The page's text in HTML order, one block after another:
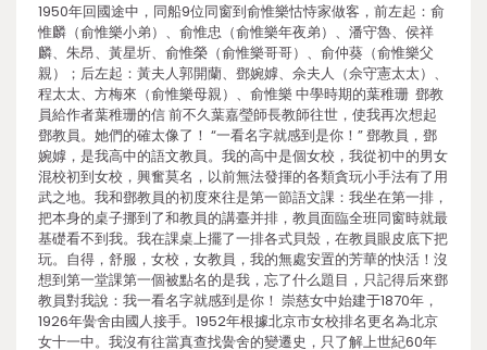
1950年回國途中，同船9位同窗到俞惟樂怙恃家做客，前左起：俞
惟麟（俞惟樂小弟）、俞惟忠（俞惟樂年夜弟）、潘守魯、侯祥
麟、朱昂、黃星圻、俞惟榮（俞惟樂哥哥）、俞仲葵（俞惟樂父
親）；后左起：黃夫人郭開蘭、鄧婉嫭、佘夫人（佘守憲太太）、
程太太、方梅來（俞惟樂母親）、俞惟樂 中學時期的葉稚珊 鄧教
員給作者葉稚珊的信 前不久葉嘉瑩師長教師往世，使我再次想起
鄧教員。她們的確太像了！ “一看名字就感到是你！” 鄧教員，鄧
婉嫭，是我高中的語文教員。我的高中是個女校，我從初中的男女
混校初到女校，興奮莫名，以前無法發揮的各類貪玩小手法有了用
武之地。我和鄧教員的初度來往是第一節語文課：我坐在第一排，
把本身的桌子挪到了和教員的講臺并排，教員面臨全班同窗時就最
基礎看不到我。我在課桌上擺了一排各式貝殼，在教員眼皮底下把
玩。自得，舒服，女校，女教員，我的無處安置的芳華的快活！沒
想到第一堂課第一個被點名的是我，忘了什么題目，只記得后來鄧
教員對我說：我一看名字就感到是你！ 崇慈女中始建于1870年，
1926年黌舍由國人接手。1952年根據北京市女校排名更名為北京
女十一中。我沒有往當真查找黌舍的變遷史，只了解上世紀60年